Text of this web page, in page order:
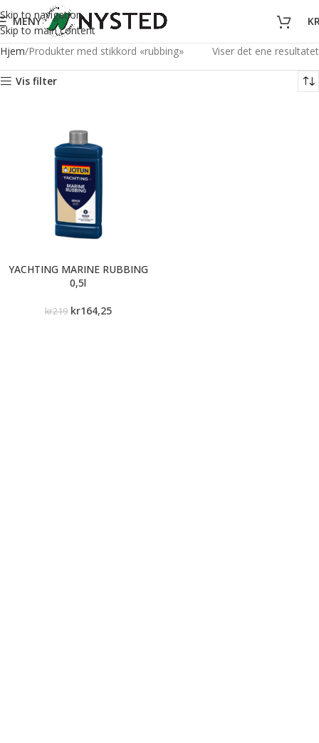
Skip to navigation
Skip to main content
MENY
Hjem Produkter med stikkord «rubbing» Viser det ene resultatet
Vis filter
YACHTING MARINE RUBBING
0,5l
kr219 kr164,25